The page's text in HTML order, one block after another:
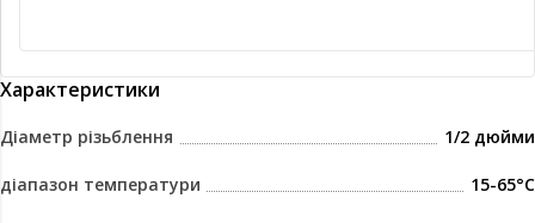
Характеристики
Діаметр різьблення 1/2 дюйми
діапазон температури 15-65°C